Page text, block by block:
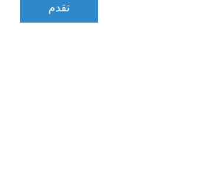
تقدم